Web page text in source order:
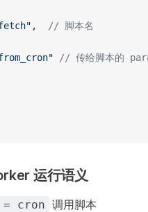
,
// 脚本名
// 传给脚本的
运行语义
= cron 调用脚本